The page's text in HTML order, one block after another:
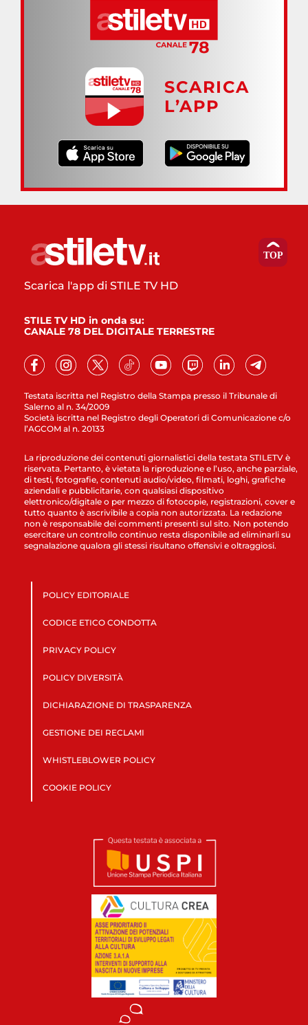
SCARICA
L’APP
Testata iscritta nel Registro della Stampa presso il Tribunale di
Salerno al n. 34/2009
Società iscritta nel Registro degli Operatori di Comunicazione c/o
l’AGCOM al n. 20133
Scarica l'app di STILE TV HD
STILE TV HD in onda su:
CANALE 78 DEL DIGITALE TERRESTRE
La riproduzione dei contenuti giornalistici della testata STILETV è
riservata. Pertanto, è vietata la riproduzione e l’uso, anche parziale,
di testi, fotografie, contenuti audio/video, filmati, loghi, grafiche
aziendali e pubblicitarie, con qualsiasi dispositivo
elettronico/digitale o per mezzo di fotocopie, registrazioni, cover e
tutto quanto è ascrivibile a copia non autorizzata. La redazione
non è responsabile dei commenti presenti sul sito. Non potendo
esercitare un controllo continuo resta disponibile ad eliminarli su
segnalazione qualora gli stessi risultano offensivi e oltraggiosi.
POLICY EDITORIALE
CODICE ETICO CONDOTTA
PRIVACY POLICY
POLICY DIVERSITÀ
DICHIARAZIONE DI TRASPARENZA
GESTIONE DEI RECLAMI
WHISTLEBLOWER POLICY
COOKIE POLICY